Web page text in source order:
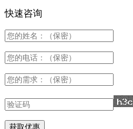
快速咨询